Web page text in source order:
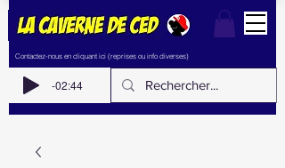
Contactez-nous en cliquant ici (reprises ou info diverses)
-02:44